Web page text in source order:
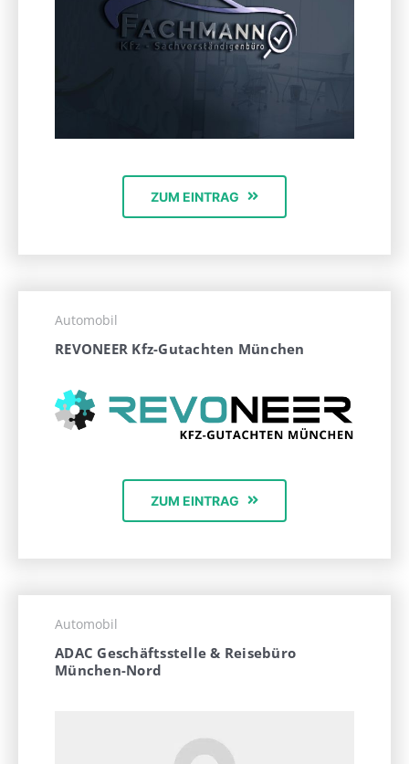
ZUM EINTRAG
Automobil
REVONEER Kfz-Gutachten München
ZUM EINTRAG
Automobil
ADAC Geschäftsstelle & Reisebüro
München-Nord